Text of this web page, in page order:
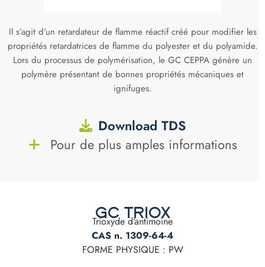
Il s’agit d’un retardateur de flamme réactif créé pour modifier les
propriétés retardatrices de flamme du polyester et du polyamide.
Lors du processus de polymérisation, le GC CEPPA génère un
polymère présentant de bonnes propriétés mécaniques et
ignifuges.
Download TDS
Pour de plus amples informations
GC TRIOX
Trioxyde d’antimoine
CAS n. 1309-64-4
FORME PHYSIQUE : PW